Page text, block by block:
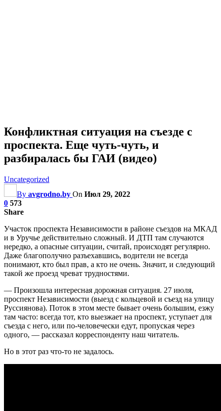
Конфликтная ситуация на съезде с
проспекта. Еще чуть-чуть, и
разбиралась бы ГАИ (видео)
Uncategorized
By avgrodno.by On Июл 29, 2022
0 573
Share
Участок проспекта Независимости в районе съездов на МКАД
и в Уручье действительно сложный. И ДТП там случаются
нередко, а опасные ситуации, считай, происходят регулярно.
Даже благополучно разъехавшись, водители не всегда
понимают, кто был прав, а кто не очень. Значит, и следующий
такой же проезд чреват трудностями.
— Произошла интересная дорожная ситуация. 27 июля,
проспект Независимости (выезд с кольцевой и съезд на улицу
Руссиянова). Поток в этом месте бывает очень большим, езжу
там часто: всегда тот, кто выезжает на проспект, уступает для
съезда с него, или по-человечески едут, пропуская через
одного, — рассказал корреспонденту наш читатель.
Но в этот раз что-то не задалось.